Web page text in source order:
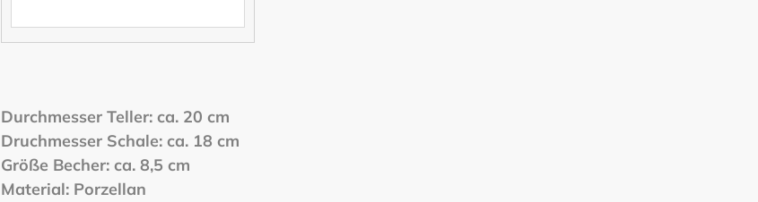
zum
Warenkorb
hinzugefügt
Durchmesser Teller: ca. 20 cm
Druchmesser Schale: ca. 18 cm
Größe Becher: ca. 8,5 cm
Material: Porzellan